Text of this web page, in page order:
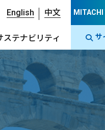
English 中文
ステナビリティ サ